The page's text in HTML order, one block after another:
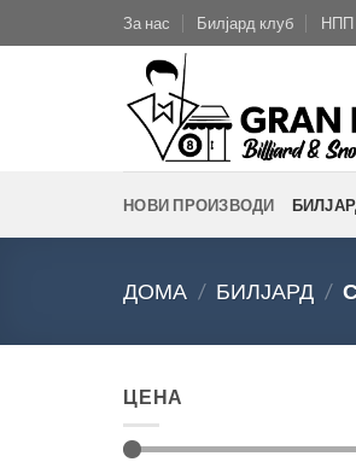
to
За нас Билјард клуб НПП
НОВИ ПРОИЗВОДИ
ДОМА / БИЛЈАРД /
ЦЕНА